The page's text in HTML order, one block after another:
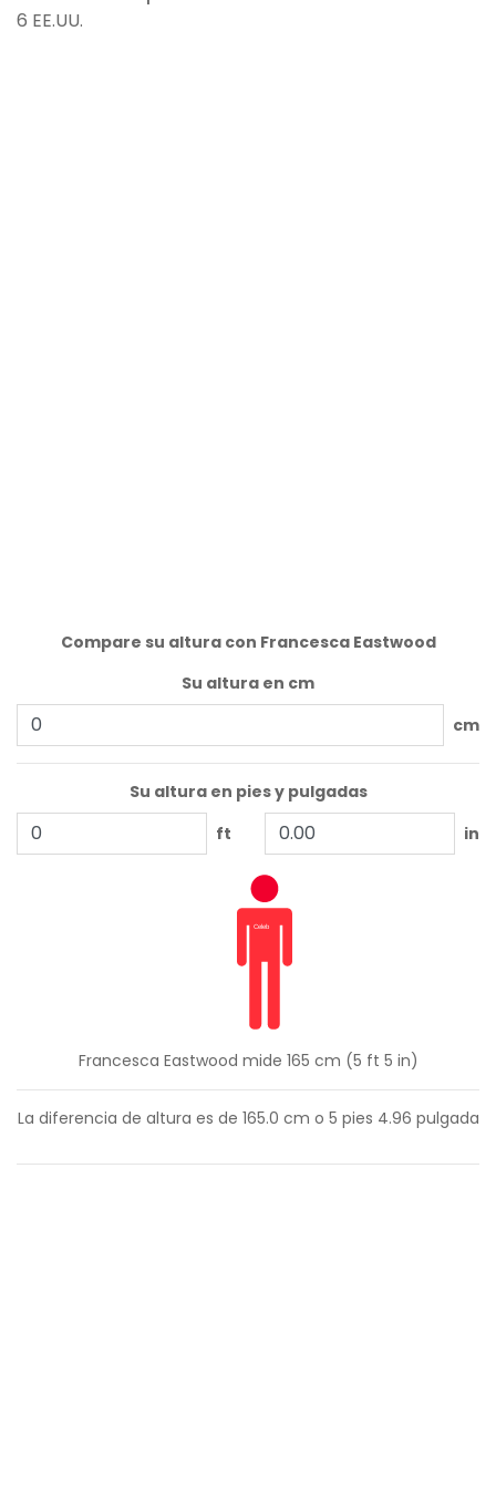
6 EE.UU.
Compare su altura con Francesca Eastwood
Su altura en cm
cm
Su altura en pies y pulgadas
ft
in
Francesca Eastwood mide 165 cm (5 ft 5 in)
La diferencia de altura es de 165.0 cm o 5 pies 4.96 pulgada